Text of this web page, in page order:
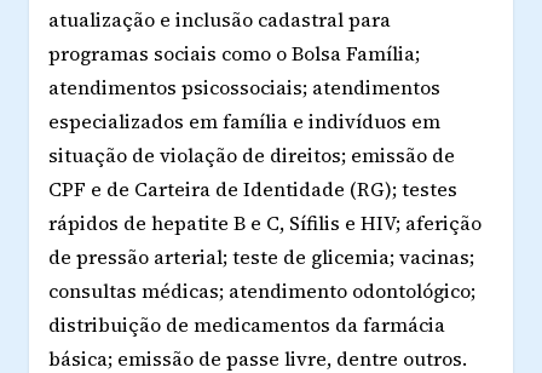
atualização e inclusão cadastral para
programas sociais como o Bolsa Família;
atendimentos psicossociais; atendimentos
especializados em família e indivíduos em
situação de violação de direitos; emissão de
CPF e de Carteira de Identidade (RG); testes
rápidos de hepatite B e C, Sífilis e HIV; aferição
de pressão arterial; teste de glicemia; vacinas;
consultas médicas; atendimento odontológico;
distribuição de medicamentos da farmácia
básica; emissão de passe livre, dentre outros.